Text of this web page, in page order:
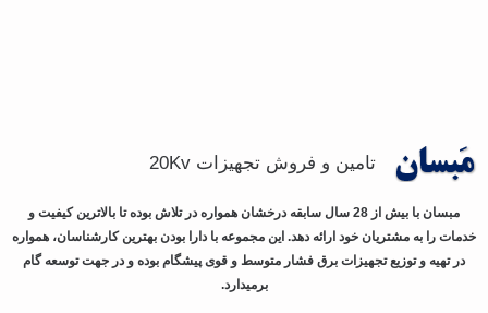
تامین و فروش تجهیزات 20Kv
مبسان با بیش از 28 سال سابقه درخشان همواره در تلاش بوده تا بالاترین کیفیت و
خدمات را به مشتریان خود ارائه دهد. این مجموعه با دارا بودن بهترین کارشناسان، همواره
در تهیه و توزیع تجهیزات برق فشار متوسط و قوی پیشگام بوده و در جهت توسعه گام
برمیدارد.